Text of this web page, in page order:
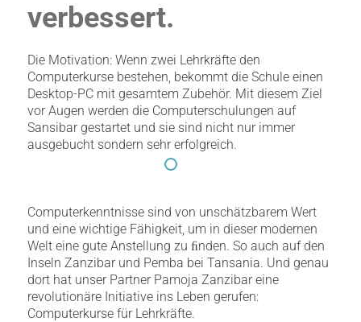
verbessert.
Die Motivation: Wenn zwei Lehrkräfte den
Computerkurse bestehen, bekommt die Schule einen
Desktop-PC mit gesamtem Zubehör. Mit diesem Ziel
vor Augen werden die Computerschulungen auf
Sansibar gestartet und sie sind nicht nur immer
ausgebucht sondern sehr erfolgreich.
Computerkenntnisse sind von unschätzbarem Wert
und eine wichtige Fähigkeit, um in dieser modernen
Welt eine gute Anstellung zu ﬁnden. So auch auf den
Inseln Zanzibar und Pemba bei Tansania. Und genau
dort hat unser Partner Pamoja Zanzibar eine
revolutionäre Initiative ins Leben gerufen:
Computerkurse für Lehrkräfte.